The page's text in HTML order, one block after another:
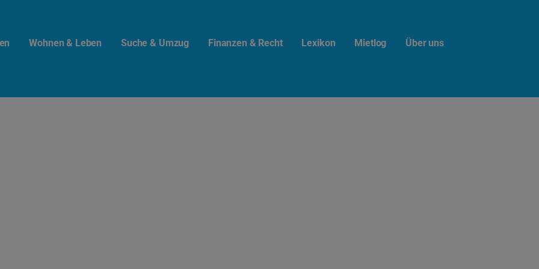
Wohnen & Leben Suche & Umzug Finanzen & Recht Lexikon Mietlog Über uns